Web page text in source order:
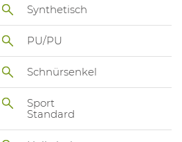
Synthetisch
PU/PU
Schnürsenkel
Sport
Standard